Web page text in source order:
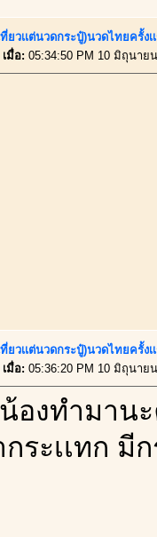
ยวเเต่นวดกระปู๋)นวดไทยครั้ง
มื่อ: 05:34:50 PM 10 มิถุนาย
ยวเเต่นวดกระปู๋)นวดไทยครั้ง
มื่อ: 05:36:20 PM 10 มิถุนาย
องทำมานะ
กระเเทก มี